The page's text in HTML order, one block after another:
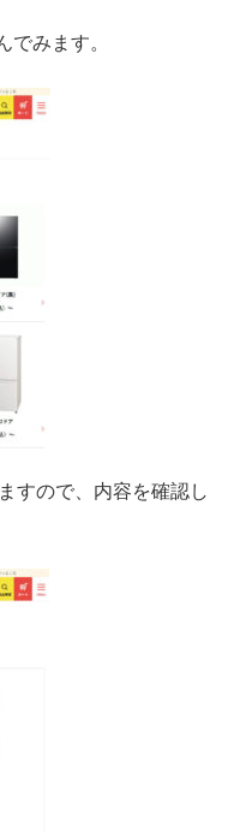
でみます。
すので、内容を確認し